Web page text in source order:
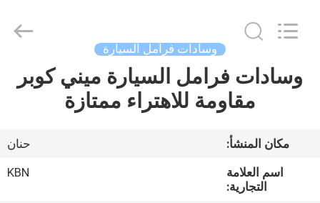
مسكن
معلومات
وسادات فرامل السيارة
وسادات فرامل السيارة ميني كوبر
مقاومة للاهتراء ممتازة
مكان المنشأ:
حنان
اسم العلامة
التجارية:
KBN